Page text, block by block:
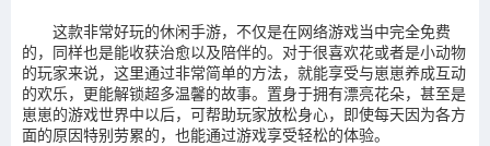
这款非常好玩的休闲手游，不仅是在网络游戏当中完全免费
的，同样也是能收获治愈以及陪伴的。对于很喜欢花或者是小动物
的玩家来说，这里通过非常简单的方法，就能享受与崽崽养成互动
的欢乐，更能解锁超多温馨的故事。置身于拥有漂亮花朵，甚至是
崽崽的游戏世界中以后，可帮助玩家放松身心，即使每天因为各方
面的原因特别劳累的，也能通过游戏享受轻松的体验。